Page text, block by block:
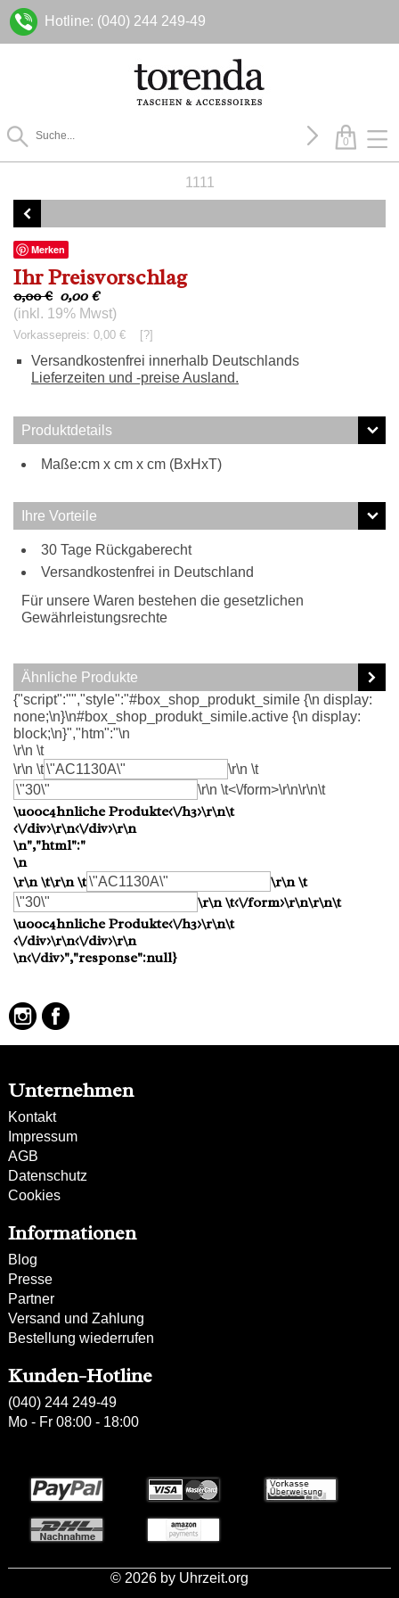
Hotline: (040) 244 249-49
0
1111
Merken
Ihr Preisvorschlag
0,00 € 0,00 €
(inkl. 19% Mwst)
Vorkassepreis: 0,00 € [?]
Versandkostenfrei innerhalb Deutschlands
Lieferzeiten und -preise Ausland.
Produktdetails
Maße:cm x cm x cm (BxHxT)
Ihre Vorteile
30 Tage Rückgaberecht
Versandkostenfrei in Deutschland
Für unsere Waren bestehen die gesetzlichen
Gewährleistungsrechte
Ähnliche Produkte
{"script":"","style":"#box_shop_produkt_simile {\n display:
none;\n}\n#box_shop_produkt_simile.active {\n display:
block;\n}","htm":"\n
\r\n \t
\r\n \t
\r\n \t
\r\n \t<\/form>\r\n\r\n\t
\u00c4hnliche Produkte<\/h3>\r\n\t
<\/div>\r\n<\/div>\r\n
\n","html":"
\n
\r\n \t\r\n \t
\r\n \t
\r\n \t<\/form>\r\n\r\n\t
\u00c4hnliche Produkte<\/h3>\r\n\t
<\/div>\r\n<\/div>\r\n
\n<\/div>","response":null}
Unternehmen
Kontakt
Impressum
AGB
Datenschutz
Cookies
Informationen
Blog
Presse
Partner
Versand und Zahlung
Bestellung wiederrufen
Kunden-Hotline
(040) 244 249-49
Mo - Fr 08:00 - 18:00
© 2026 by Uhrzeit.org